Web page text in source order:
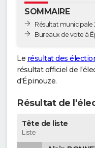
SOMMAIRE
Résultat municipale
Bureaux de vote à
Le résultat des
résultat officiel de
d'Épinouze.
Résultat de
Tête de liste
Liste